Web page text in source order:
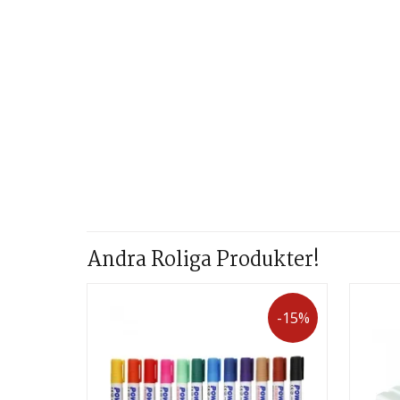
Andra Roliga Produkter!
-15%